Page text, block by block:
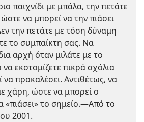
παιχνίδι με μπάλα, την πετάτε
να μπορεί να την πιάσει
την πετάτε με τόση δύναμη
το συμπαίκτη σας. Να
αρχή όταν μιλάτε με το
εκστομίζετε πικρά σχόλια
προκαλέσει. Αντιθέτως, να
χάρη, ώστε να μπορεί ο
το σημείο.—Από το
2001.